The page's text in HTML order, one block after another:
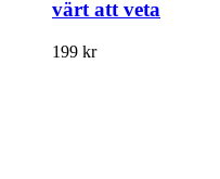
värt att veta
199 kr